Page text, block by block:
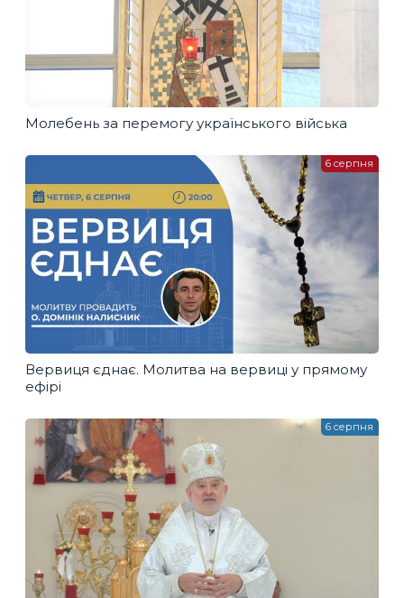
Молебень за перемогу українського війська
Вервиця єднає. Молитва на вервиці у прямому
ефірі
6 серпня
6 серпня